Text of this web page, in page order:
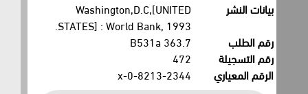
بيانات النشر
Washington,D.C,[UNITED
STATES] : World Bank, 1993.
رقم الطلب
رقم التسجيلة
472
الرقم المعياري
0-8213-2344-x